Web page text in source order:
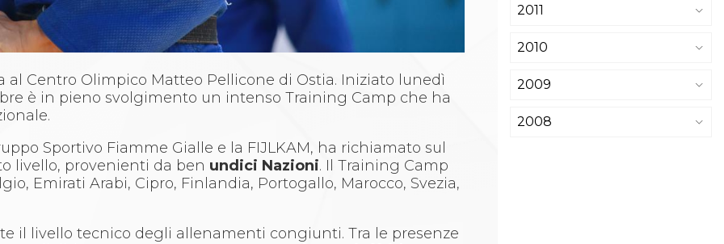
al Centro Olimpico Matteo Pellicone di Ostia. Iniziato lunedì
è in pieno svolgimento un intenso Training Camp che ha
Sportivo Fiamme Gialle e la FIJLKAM, ha richiamato sul
livello, provenienti da ben undici Nazioni. Il Training Camp
Emirati Arabi, Cipro, Finlandia, Portogallo, Marocco, Svezia,
il livello tecnico degli allenamenti congiunti. Tra le presenze
2011
2010
2009
2008